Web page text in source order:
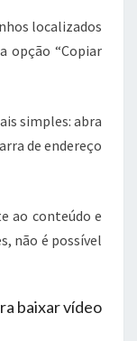
localizados
opção “Copiar
simples: abra
de endereço
ao conteúdo e
não é possível
baixar vídeo